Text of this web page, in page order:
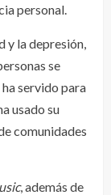
personal.
y la depresión,
se
servido para
usado su
comunidades
, además de